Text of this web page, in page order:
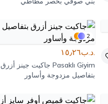
2
.د.ب١٥٫٢٦
Pasaklı Giyim جاكيت جينز أزرق
بتفاصيل مزدوجة وأساور